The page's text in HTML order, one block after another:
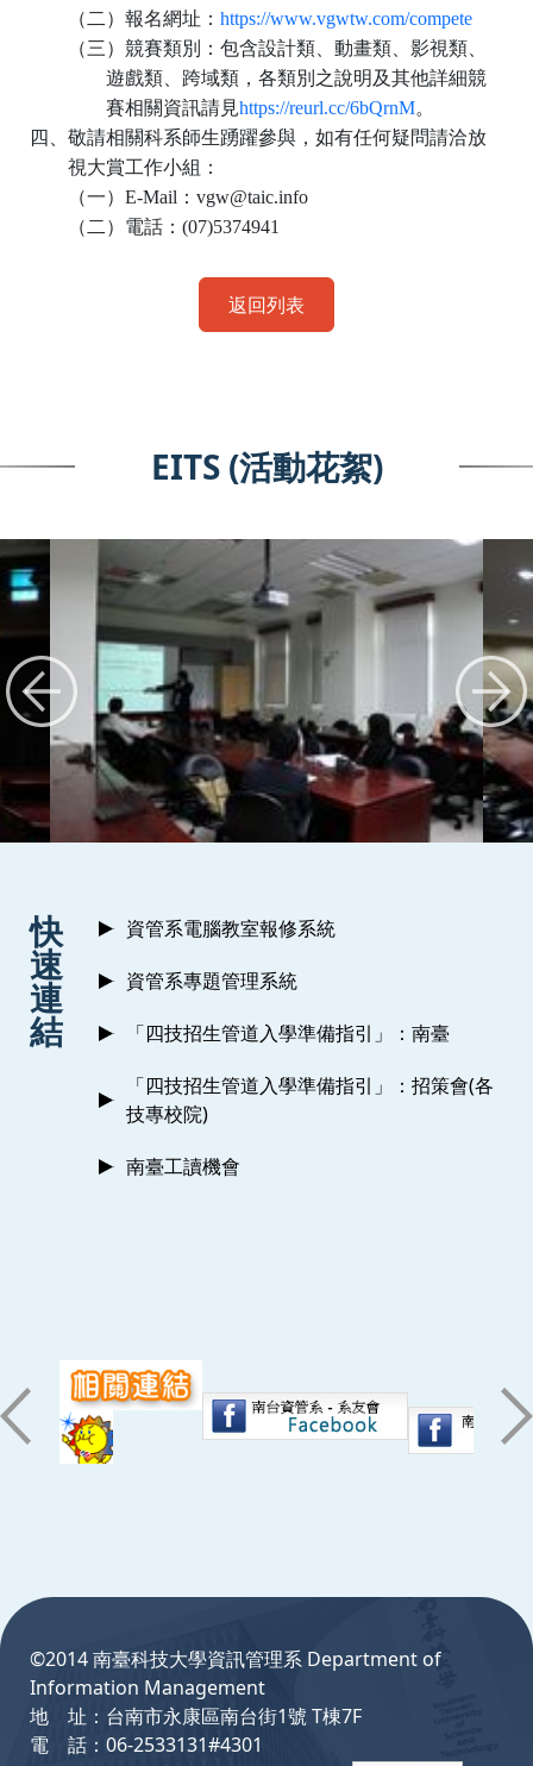
（二）報名網址： https://www.vgwtw.com/compete
（三）競賽類別：包含設計類、動畫類、影視類、
遊戲類、跨域類，各類別之說明及其他詳細競
賽相關資訊請見https://reurl.cc/6bQrnM。
四、敬請相關科系師生踴躍參與，如有任何疑問請洽放
視大賞工作小組：
（一） E-Mail ： vgw@taic.info
（二）電話： (07)5374941
返回列表
EITS (活動花絮)
快
速
連
結
資管系電腦教室報修系統
資管系專題管理系統
「四技招生管道入學準備指引」：南臺
「四技招生管道入學準備指引」：招策會(各
技專校院)
南臺工讀機會
©2014 南臺科技大學資訊管理系 Department of
Information Management
地 址：台南市永康區南台街1號 T棟7F
電 話：06-2533131#4301